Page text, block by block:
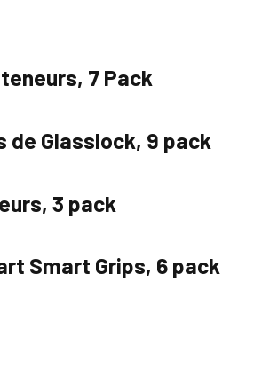
7 Pack
Glasslock, 9 pack
3 pack
Smart Grips, 6 pack